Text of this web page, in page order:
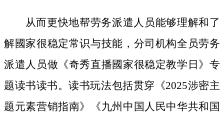
从而更快地帮劳务派遣人员能够理解和了
解國家很稳定常识与技能，分司机构全员劳务
派遣人员做《奇秀直播國家很稳定教学日》专
题读书读书。读书玩法包括贯穿《2025涉密主
题元素营销指南》《九州中国人民中华共和国